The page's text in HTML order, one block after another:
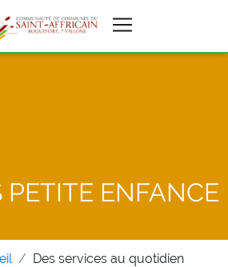
PETITE ENFANCE
Des services au quotidien